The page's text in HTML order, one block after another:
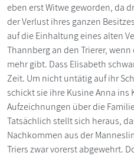
eben erst Witwe geworden, da
der Verlust ihres ganzen
auf die Einhaltung eines alten
Thannberg an den Trierer,
mehr gibt. Dass Elisabeth
Zeit. Um nicht untätig auf ihr
schickt sie ihre Kusine Anna ins
Aufzeichnungen über die
Tatsächlich stellt sich heraus,
Nachkommen aus der
Triers zwar vorerst abgewehrt.